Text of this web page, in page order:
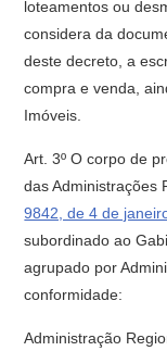
loteamentos ou
considera da
deste decreto, a
compra e venda,
Imóveis.
Art. 3º O corpo de
das Administrações
9842, de 4 de
subordinado ao
agrupado por
conformidade:
Administração